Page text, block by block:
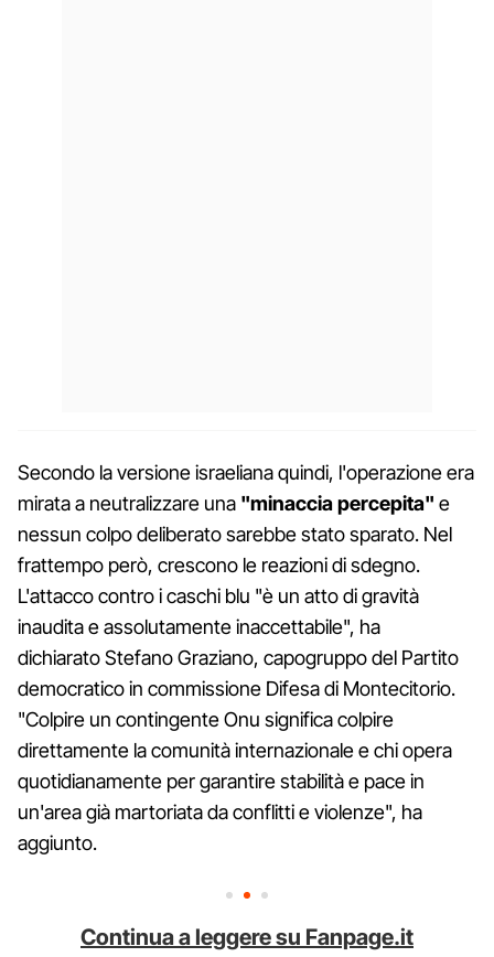
Secondo la versione israeliana quindi, l'operazione era
mirata a neutralizzare una "minaccia percepita" e
nessun colpo deliberato sarebbe stato sparato. Nel
frattempo però, crescono le reazioni di sdegno.
L'attacco contro i caschi blu "è un atto di gravità
inaudita e assolutamente inaccettabile", ha
dichiarato Stefano Graziano, capogruppo del Partito
democratico in commissione Difesa di Montecitorio.
"Colpire un contingente Onu significa colpire
direttamente la comunità internazionale e chi opera
quotidianamente per garantire stabilità e pace in
un'area già martoriata da conflitti e violenze", ha
aggiunto.
Continua a leggere su Fanpage.it